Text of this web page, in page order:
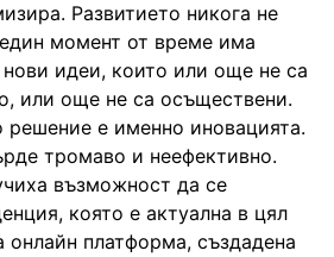
Развитието никога не
момент от време има
идеи, които или още не са
или още не са осъществени.
решение е именно иновацията.
тромаво и неефективно.
възможност да се
която е актуална в цял
онлайн платформа, създадена